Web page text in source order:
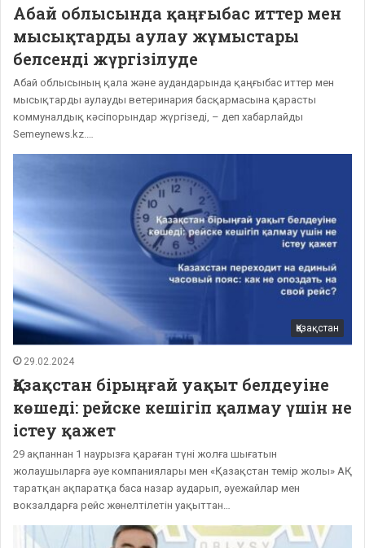
Абай облысында қаңғыбас иттер мен
мысықтарды аулау жұмыстары
белсенді жүргізілуде
Абай облысының қала және аудандарында қаңғыбас иттер мен
мысықтарды аулауды ветеринария басқармасына қарасты
коммуналдық кәсіпорындар жүргізеді, – деп хабарлайды
Semeynews.kz.…
Қазақстан
29.02.2024
Қазақстан бірыңғай уақыт белдеуіне
көшеді: рейске кешігіп қалмау үшін не
істеу қажет
29 ақпаннан 1 наурызға қараған түні жолға шығатын
жолаушыларға әуе компаниялары мен «Қазақстан темір жолы» АҚ
таратқан ақпаратқа баса назар аударып, әуежайлар мен
вокзалдарға рейс жөнелтілетін уақыттан…